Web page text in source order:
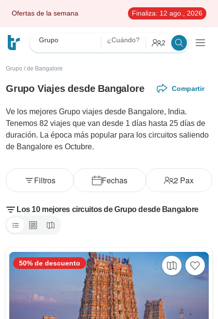
Ofertas de la semana Finaliza: 12 ago., 2026
Grupo ¿Cuándo? 2
Grupo / de Bangalore
Grupo Viajes desde Bangalore Compartir
Ve los mejores Grupo viajes desde Bangalore, India.
Tenemos 82 viajes que van desde 1 días hasta 25 días de
duración. La época más popular para los circuitos saliendo
de Bangalore es Octubre.
Fechas 2 Pax
Filtros
Los 10 mejores circuitos de Grupo desde Bangalore
50% de descuento